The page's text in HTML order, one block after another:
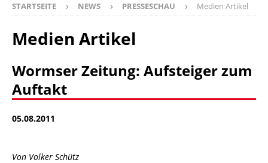
STARTSEITE NEWS PRESSESCHAU Medien Artikel
Medien Artikel
Wormser Zeitung: Aufsteiger zum
Auftakt
05.08.2011
Von Volker Schütz